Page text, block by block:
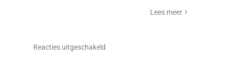
Lees meer
Reacties uitgeschakeldvoor